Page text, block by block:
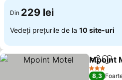
Din 229 lei
Vedeți prețurile de la 10 site-uri
Mpoint
3 Stele
8,3